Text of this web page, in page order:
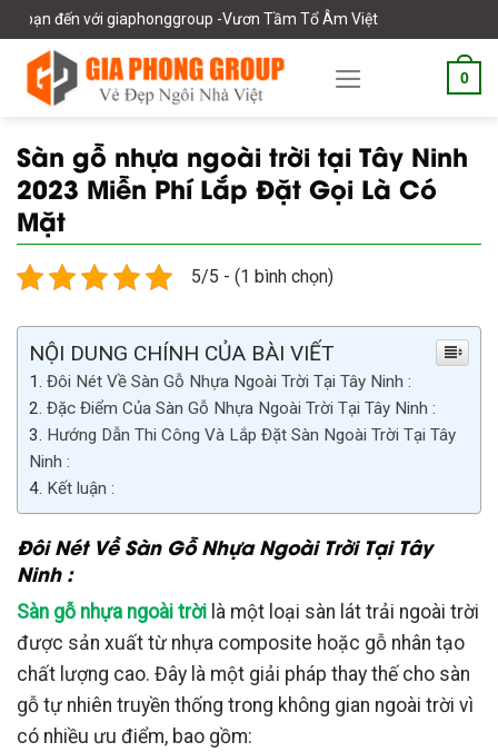
Skip
to
content
giaphonggroup -Vươn Tầm Tổ Âm Việt
0
Sàn gỗ nhựa ngoài trời tại Tây Ninh
2023 Miễn Phí Lắp Đặt Gọi Là Có
Mặt
5/5 - (1 bình chọn)
NỘI DUNG CHÍNH CỦA BÀI VIẾT
Đôi Nét Về Sàn Gỗ Nhựa Ngoài Trời Tại Tây Ninh :
Đặc Điểm Của Sàn Gỗ Nhựa Ngoài Trời Tại Tây Ninh :
Hướng Dẫn Thi Công Và Lắp Đặt Sàn Ngoài Trời Tại Tây
Ninh :
Kết luận :
Đôi Nét Về Sàn Gỗ Nhựa Ngoài Trời Tại Tây
Ninh :
Sàn gỗ nhựa ngoài trời là một loại sàn lát trải ngoài trời
được sản xuất từ nhựa composite hoặc gỗ nhân tạo
chất lượng cao. Đây là một giải pháp thay thế cho sàn
gỗ tự nhiên truyền thống trong không gian ngoài trời vì
có nhiều ưu điểm, bao gồm: